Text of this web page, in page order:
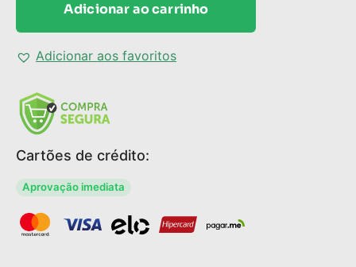
Adicionar ao carrinho
Adicionar aos favoritos
Cartões de crédito:
Aprovação imediata